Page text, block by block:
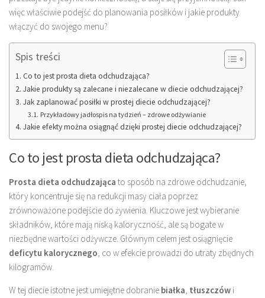
więc właściwie podejść do planowania posiłków i jakie produkty
włączyć do swojego menu?
Spis treści
Co to jest prosta dieta odchudzająca?
Jakie produkty są zalecane i niezalecane w diecie odchudzającej?
Jak zaplanować posiłki w prostej diecie odchudzającej?
Przykładowy jadłospis na tydzień – zdrowe odżywianie
Jakie efekty można osiągnąć dzięki prostej diecie odchudzającej?
Co to jest prosta dieta odchudzająca?
Prosta dieta odchudzająca to sposób na zdrowe odchudzanie,
który koncentruje się na redukcji masy ciała poprzez
zrównoważone podejście do żywienia. Kluczowe jest wybieranie
składników, które mają niską kaloryczność, ale są bogate w
niezbędne wartości odżywcze. Głównym celem jest osiągnięcie
deficytu kalorycznego, co w efekcie prowadzi do utraty zbędnych
kilogramów.
W tej diecie istotne jest umiejętne dobranie białka, tłuszczów i